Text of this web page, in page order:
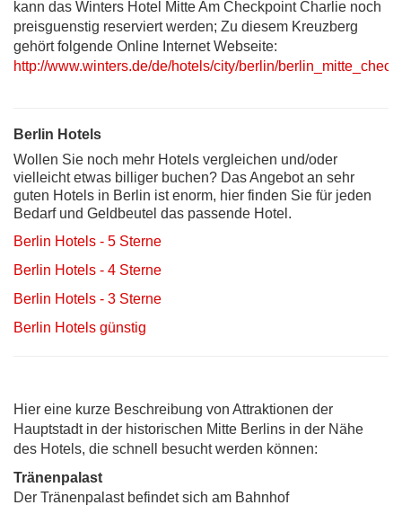
kann das Winters Hotel Mitte Am Checkpoint Charlie noch
preisguenstig reserviert werden; Zu diesem Kreuzberg
gehört folgende Online Internet Webseite:
http://www.winters.de/de/hotels/city/berlin/
Berlin Hotels
Wollen Sie noch mehr Hotels vergleichen und/oder
vielleicht etwas billiger buchen? Das Angebot an sehr
guten Hotels in Berlin ist enorm, hier finden Sie für jeden
Bedarf und Geldbeutel das passende Hotel.
Berlin Hotels - 5 Sterne
Berlin Hotels - 4 Sterne
Berlin Hotels - 3 Sterne
Berlin Hotels günstig
Hier eine kurze Beschreibung von Attraktionen der
Hauptstadt in der historischen Mitte Berlins in der Nähe
des Hotels, die schnell besucht werden können:
Tränenpalast
Der Tränenpalast befindet sich am Bahnhof